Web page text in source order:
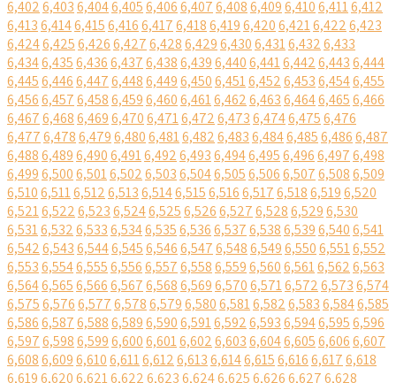
6,4026,4036,4046,4056,4066,4076,4086,4096,4106,4116,412
6,4136,4146,4156,4166,4176,4186,4196,4206,4216,4226,423
6,4246,4256,4266,4276,4286,4296,4306,4316,4326,433
6,4346,4356,4366,4376,4386,4396,4406,4416,4426,4436,444
6,4456,4466,4476,4486,4496,4506,4516,4526,4536,4546,455
6,4566,4576,4586,4596,4606,4616,4626,4636,4646,4656,466
6,4676,4686,4696,4706,4716,4726,4736,4746,4756,476
6,4776,4786,4796,4806,4816,4826,4836,4846,4856,4866,487
6,4886,4896,4906,4916,4926,4936,4946,4956,4966,4976,498
6,4996,5006,5016,5026,5036,5046,5056,5066,5076,5086,509
6,5106,5116,5126,5136,5146,5156,5166,5176,5186,5196,520
6,5216,5226,5236,5246,5256,5266,5276,5286,5296,530
6,5316,5326,5336,5346,5356,5366,5376,5386,5396,5406,541
6,5426,5436,5446,5456,5466,5476,5486,5496,5506,5516,552
6,5536,5546,5556,5566,5576,5586,5596,5606,5616,5626,563
6,5646,5656,5666,5676,5686,5696,5706,5716,5726,5736,574
6,5756,5766,5776,5786,5796,5806,5816,5826,5836,5846,585
6,5866,5876,5886,5896,5906,5916,5926,5936,5946,5956,596
6,5976,5986,5996,6006,6016,6026,6036,6046,6056,6066,607
6,6086,6096,6106,6116,6126,6136,6146,6156,6166,6176,618
6,6196,6206,6216,6226,6236,6246,6256,6266,6276,628